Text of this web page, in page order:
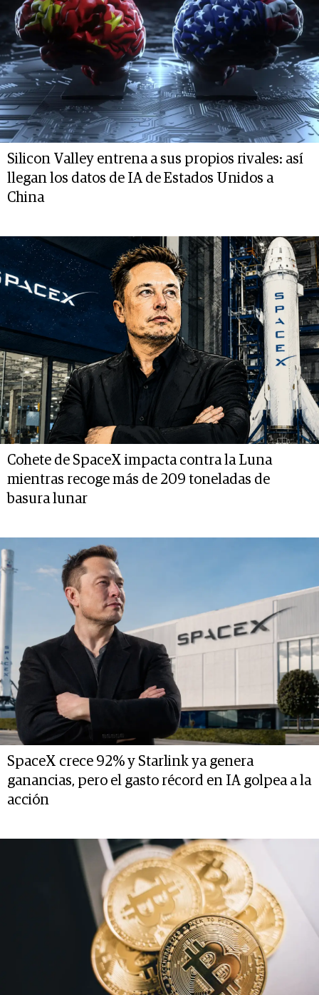
Silicon Valley entrena a sus propios rivales: así
llegan los datos de IA de Estados Unidos a
China
Cohete de SpaceX impacta contra la Luna
mientras recoge más de 209 toneladas de
basura lunar
SpaceX crece 92% y Starlink ya genera
ganancias, pero el gasto récord en IA golpea a la
acción